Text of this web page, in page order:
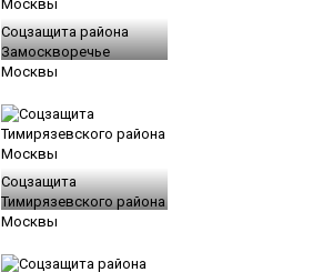
Соцзащита района
Замоскворечье
Москвы
Соцзащита
Тимирязевского района
Москвы